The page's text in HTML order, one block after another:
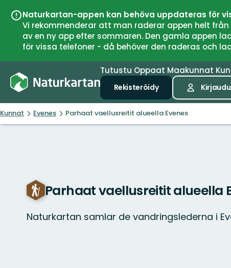
Naturkartan-appen kan behöva uppdateras för
Vi rekommenderar att man raderar appen helt
av en ny app efter sommaren. Den gamla appen
för vissa telefoner - då behöver den raderas och
Tutustu Oppaat Maakunnat
Rekisteröidy Kirjaudu
Kunnat Evenes Parhaat vaellusreitit alueella Evenes
Parhaat vaellusreitit alueella
Naturkartan samlar de vandringslederna i